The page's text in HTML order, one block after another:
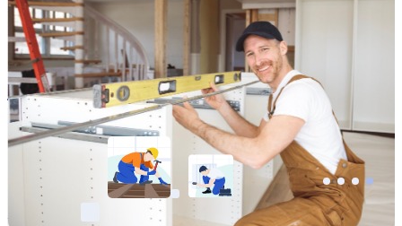
Auf Ihren Beruf abgestimmte